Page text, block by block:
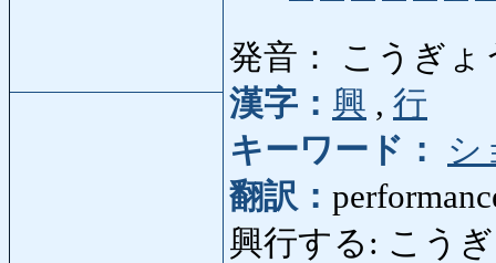
発音： こうぎょ
漢字： 興 , 行
キーワード：
シ
翻訳：
興行する: こう